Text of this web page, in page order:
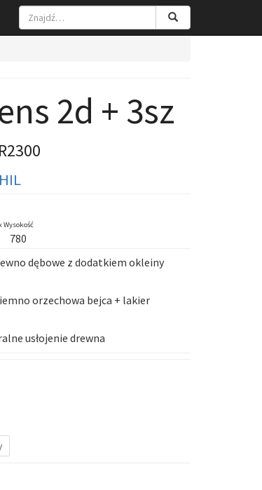
2d + 3sz
Wysokość
780
dębowe z dodatkiem okleiny
orzechowa bejca + lakier
usłojenie drewna